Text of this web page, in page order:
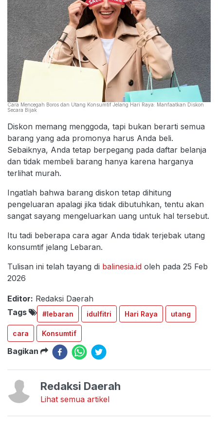
Cara Mencegah Boros dan Utang Konsumtif Jelang Hari Raya: Manfaatkan Diskon
Secara Bijak
Diskon memang menggoda, tapi bukan berarti semua
barang yang ada promonya harus Anda beli.
Sebaiknya, Anda tetap berpegang pada daftar belanja
dan tidak membeli barang hanya karena harganya
terlihat murah.
Ingatlah bahwa barang diskon tetap dihitung
pengeluaran apalagi jika tidak dibutuhkan, tentu akan
sangat sayang mengeluarkan uang untuk hal tersebut.
Itu tadi beberapa cara agar Anda tidak terjebak utang
konsumtif jelang Lebaran.
Tulisan ini telah tayang di balinesia.id oleh pada 25 Feb
2026
Editor: Redaksi Daerah
Tags
#lebaran idulfitri Hari Raya utang
cara Konsumtif
Bagikan
Redaksi Daerah
Lihat semua artikel